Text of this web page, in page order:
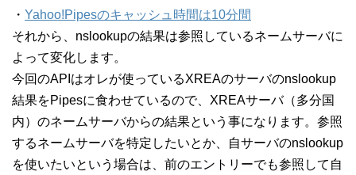
・ Yahoo!Pipesのキャッシュ時間は10分間
それから、nslookupの結果は参照しているネームサーバに
よって変化します。
今回のAPIはオレが使っているXREAのサーバのnslookup
結果をPipesに食わせているので、XREAサーバ（多分国
内）のネームサーバからの結果という事になります。参照
するネームサーバを特定したいとか、自サーバのnslookup
を使いたいという場合は、前のエントリーでも参照して自